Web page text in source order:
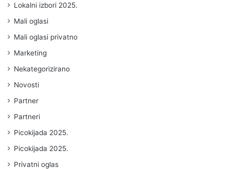
Lokalni izbori 2025.
Mali oglasi
Mali oglasi privatno
Marketing
Nekategorizirano
Novosti
Partner
Partneri
Picokijada 2025.
Picokijada 2025.
Privatni oglas